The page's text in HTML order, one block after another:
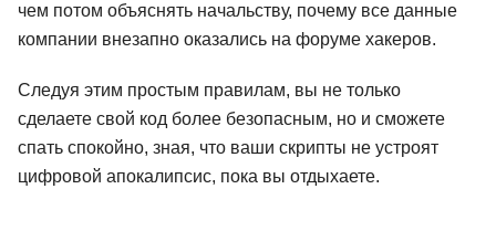
чем потом объяснять начальству, почему все данные
компании внезапно оказались на форуме хакеров.
Следуя этим простым правилам, вы не только
сделаете свой код более безопасным, но и сможете
спать спокойно, зная, что ваши скрипты не устроят
цифровой апокалипсис, пока вы отдыхаете.